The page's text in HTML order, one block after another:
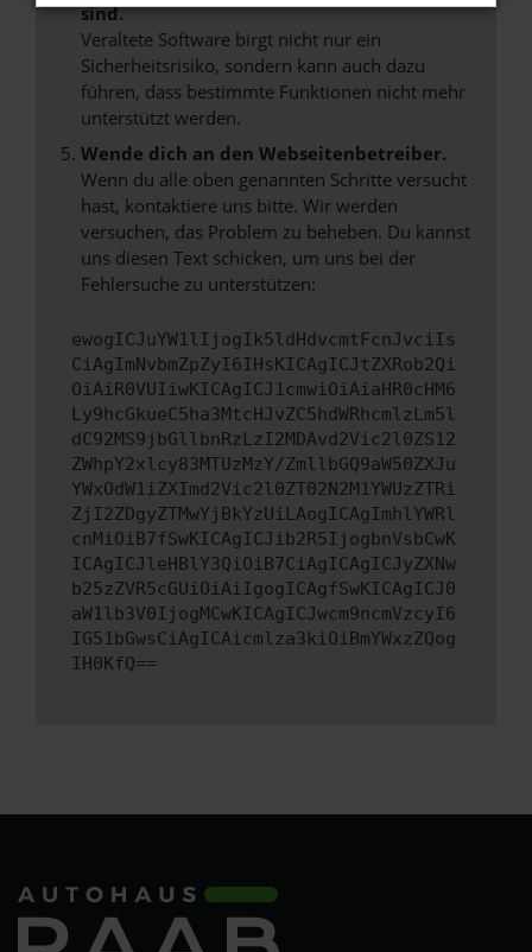
sind.
Veraltete Software birgt nicht nur ein
Sicherheitsrisiko, sondern kann auch dazu
führen, dass bestimmte Funktionen nicht mehr
unterstützt werden.
Wende dich an den Webseitenbetreiber.
Wenn du alle oben genannten Schritte versucht
hast, kontaktiere uns bitte. Wir werden
versuchen, das Problem zu beheben. Du kannst
uns diesen Text schicken, um uns bei der
Fehlersuche zu unterstützen:
ewogICJuYW1lIjogIk5ldHdvcmtFcnJvciIs
CiAgImNvbmZpZyI6IHsKICAgICJtZXRob2Qi
OiAiR0VUIiwKICAgICJ1cmwiOiAiaHR0cHM6
Ly9hcGkueC5ha3MtcHJvZC5hdWRhcmlzLm5l
dC92MS9jbGllbnRzLzI2MDAvd2Vic2l0ZS12
ZWhpY2xlcy83MTUzMzY/ZmllbGQ9aW50ZXJu
YWxOdW1iZXImd2Vic2l0ZT02N2M1YWUzZTRi
ZjI2ZDgyZTMwYjBkYzUiLAogICAgImhlYWRl
cnMiOiB7fSwKICAgICJib2R5IjogbnVsbCwK
ICAgICJleHBlY3QiOiB7CiAgICAgICJyZXNw
b25zZVR5cGUiOiAiIgogICAgfSwKICAgICJ0
aW1lb3V0IjogMCwKICAgICJwcm9ncmVzcyI6
IG51bGwsCiAgICAicmlza3kiOiBmYWxzZQog
IH0KfQ==